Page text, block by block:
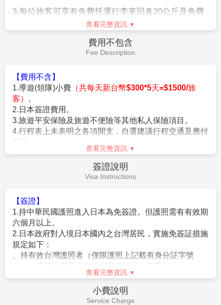
車或其他不可抗力之因素導致行車時間與日本國土交通省制訂之
法規有相抵觸情況時，以日本國土交通省法規為主。如有造成不
★若為包（加）班機行程，依包（加）班機航空公司作業條件，
作業方式將不受國外旅遊定型化契約書中第二十七條規範，如因
退還，請注意您的旅遊規劃。
【作業規定+注意事項】
1.成團人數：20人並派遣領隊。
2.團體報名經確認後，請繳交訂金NT$15,000/人，連續假期
NT$25,000/人。
※航空作業規定開票後即無法更改，亦無退票價值，請特別注意
並見諒。
3.行程班機時間及降落城市與住宿飯店之確認以說明會為主。
4.本行程班機起降時間為預定，但實際可能略有變更。
6.如遇觀光地區休假及住宿飯店地點調整，本公司保有變更觀光
行程之權利。如有離隊放棄參觀行程，恕不退費。
7.若有卡單人報名請補單房費用(請洽業務人員)。
8.本公司保留有調整行程先後順序的權利。
9.行程內設定餐食如遇季節或預約狀況不同，會有更改，敬請見
諒。
10.參加本行程之客人本公司有投保旅行業契約責任險250萬，意
(旅客未滿15歲或70歲以上，依法限制最高新台幣250萬旅行業責
3.每位旅客可享有免費托運行李來回各20公斤及免費
公斤。
萬旅行責任險及新台幣
查看完整資訊
費用不包含
Fee Description
【費用不含】
1.導遊(領隊)小費 （共每天新台幣$300*5天=$1500/旅
客）
。
2.日本簽證費用。
3.旅遊平安保險及旅遊不便險等其他私人保險項目。
4.行程表上未表明之各項開支，自選建議行程交通及應付
5.純係私人之消費：如行李超重費、飲料酒類、洗衣、電
話、電報及私人交通費。
6.個人新辦護照費用。
查看完整資訊
簽證說明
Visa Instructions
【簽證】
1.持中華民國護照進入日本為免簽證。但護照需有有效期
六個月以上。
2.日本政府對入境日本國內之台灣居民，實施免簽証措施
規定如下：
。持有效台灣護照者（僅限護照上記載有身分証字號
者），護照效期是否在返國當天算起六個月以上。
。赴日目的以觀光、商務、探親等短期停留目的赴日時
（以工作之目的赴日時，則不符免簽証）。
。停留期間不得超過90日。
查看完整資訊
小費說明
Service Charge